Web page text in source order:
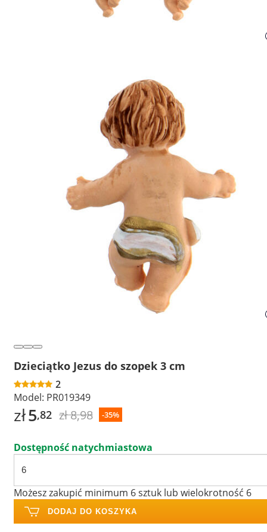
Dzieciątko Jezus do szopek 3 cm
2
Model: PR019349
zł5,82 zł 8,98 -35%
Dostępność natychmiastowa
Możesz zakupić minimum 6 sztuk lub wielokrotność 6
DODAJ DO KOSZYKA